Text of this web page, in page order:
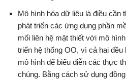
Mô hình hóa dữ liệu là điều cần
phát triển các ứng dụng phần
mối liên hệ mật thiết với mô
triển hệ thống OO, vì cả hai
mô hình để biểu diễn các thực
chúng. Bằng cách sử dụng